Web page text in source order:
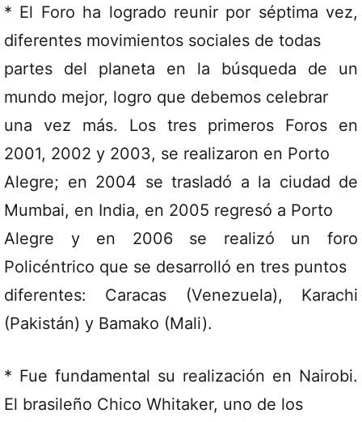
* El Foro ha logrado reunir por séptima vez,
diferentes movimientos sociales de todas
partes del planeta en la búsqueda de un
mundo mejor, logro que debemos celebrar
una vez más. Los tres primeros Foros en
2001, 2002 y 2003, se realizaron en Porto
Alegre; en 2004 se trasladó a la ciudad de
Mumbai, en India, en 2005 regresó a Porto
Alegre y en 2006 se realizó un foro
Policéntrico que se desarrolló en tres puntos
diferentes: Caracas (Venezuela), Karachi
(Pakistán) y Bamako (Mali).
* Fue fundamental su realización en Nairobi.
El brasileño Chico Whitaker, uno de los